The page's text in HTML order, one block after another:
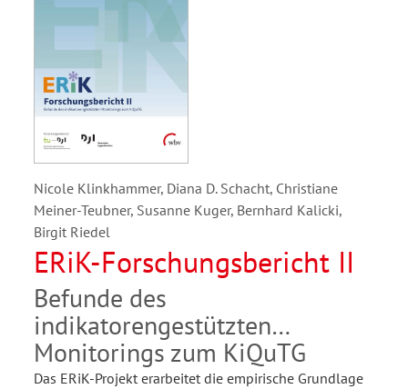
Nicole Klinkhammer, Diana D. Schacht, Christiane
Meiner-Teubner, Susanne Kuger, Bernhard Kalicki,
Birgit Riedel
ERiK-Forschungsbericht II
Befunde des
indikatorengestützten
Monitorings zum KiQuTG
Das ERiK-Projekt erarbeitet die empirische Grundlage